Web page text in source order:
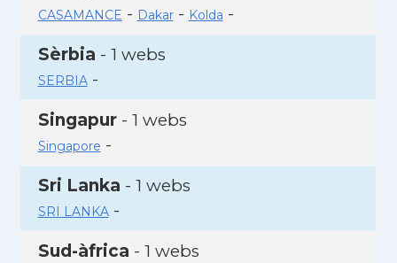
CASAMANCE - Dakar- Kolda -
Sèrbia - 1 webs
SERBIA-
Singapur- 1 webs
Singapore -
Sri Lanka - 1 webs
SRI LANKA-
Sud-àfrica - 1 webs